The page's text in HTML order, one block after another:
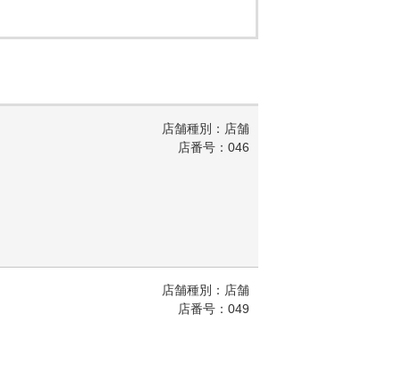
店舗種別：店舗
店番号：046
店舗種別：店舗
店番号：049